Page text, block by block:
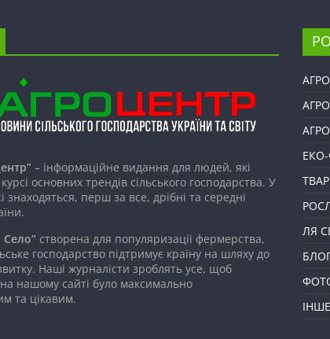
– інформаційне видання для людей, які
основних трендів сільського господарства. У
знаходяться, перш за все, дрібні та середні
Село” створена для популяризації фермерства,
господарство підтримує країну на шляху до
Наші журналісти зроблять усе, щоб
нашому сайті було максимально
та цікавим.
ЛЯ
ІНШЕ